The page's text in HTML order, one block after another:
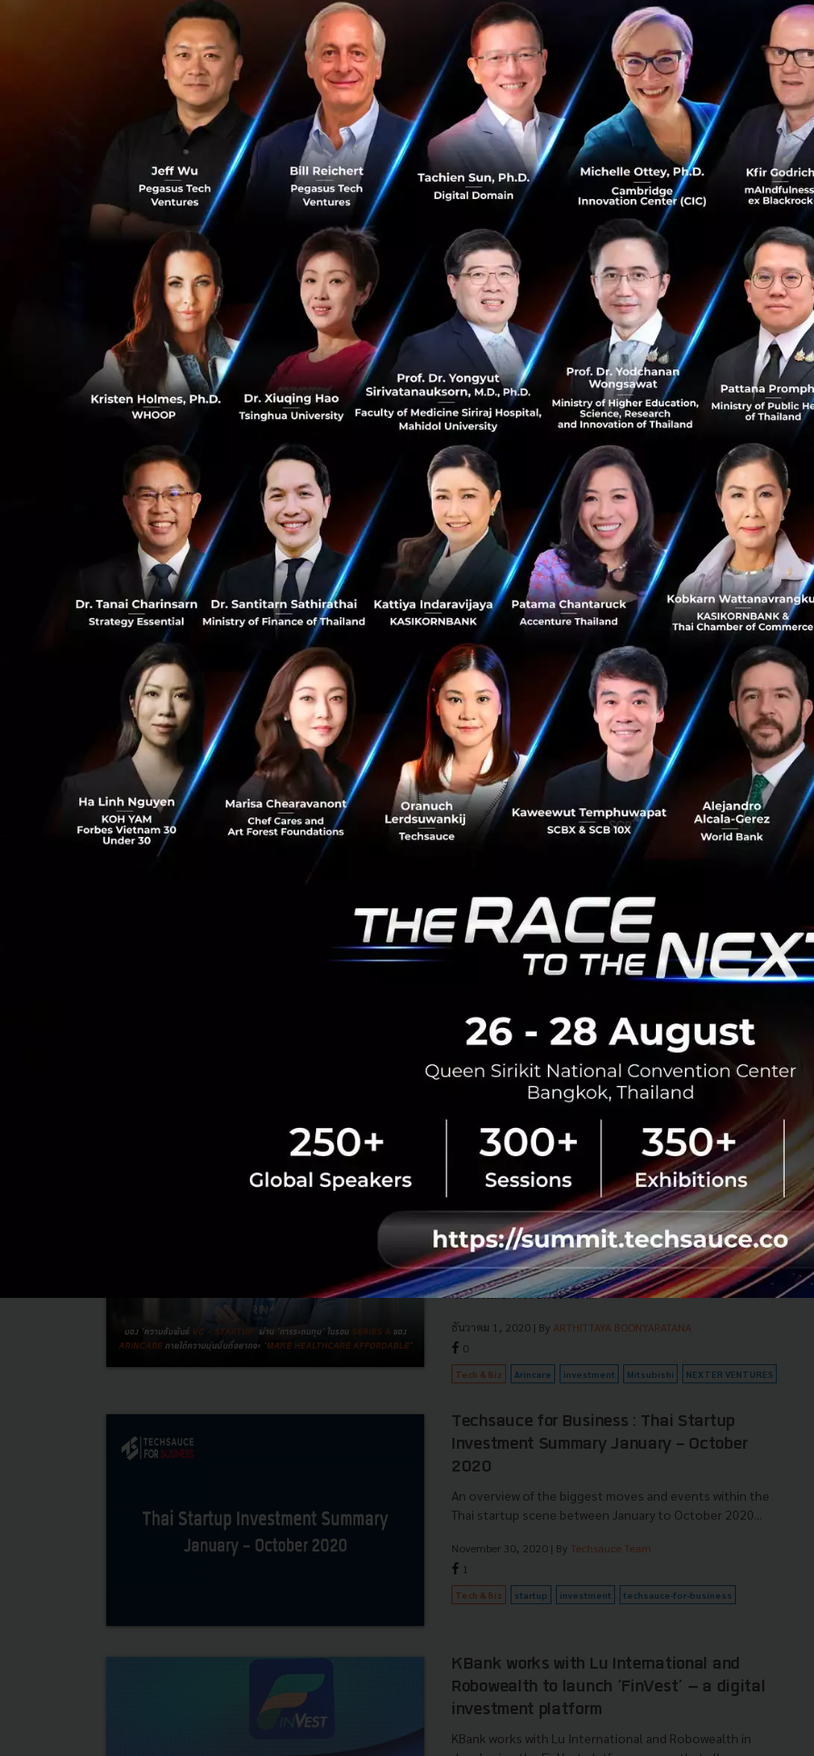
กัลฟ์ (Gulf) หนึ่งในผู้ผลิตพลังงานชั้นนำของประเทศไทย ได้
แจ้งถึงการเข้าถือหุ่นสามัญของบริษัท ปตท. จำหน่ายก๊าซ
ธรรมชาติ จำกัด (PTT NGD) ในสัดส่วน 40%...
ธันวาคม 24, 2020 | By
Techsauce Team
News Deal Digest Gulf PTT NGD investment
Discord เปิดระดมทุน Series H หลังมูลค่าบริษัทเพิ่ม
เท่าตัวใน 6เดือน
โปรแกรมแชทออนไลน์ ได้กลายเป็นคำตอบกับการเติมเต็ม
ช่องว่างในช่วงเวลากักตัว หลายๆบริษัทต่างผลักดัน
แพลตฟอร์มของตน เพื่อการแย่งชิงส่วนแบ่งทางการตลาดที่มี
อยู่มหาศาลนี้ ซึ่งหนึ่งในโปรแกรม...
ธันวาคม 21, 2020 | ByTechsauce Team
discord series h investment
Luckin Coffee เชนกาแฟจีนคู่แข่ง Starbuck
ถูกก.ล.ต.สหรัฐสั่งปรับเงินกว่า 5,400 ล้านบาท ฐาน
ตกแต่งบัญชีเกินจริง
สำนักงานคณะกรรมการกำกับหลักทรัพย์และตลาดหลักทรัพย์
หรือ ก.ล.ต. ของสหรัฐฯออกแถลงการณ์มีคำสั่งให้ Luckin
Coffee จ่ายค่าปรับเป็นจำนวนเงินกว่า 180 ล้านดอลลาร์ หรือ
ประมาณ 5,400 ล้านบาท...
ธันวาคม 17, 2020| ByTechsauce Team
10
News starbucks investment luckin-coffee
Toshiba และ Fuji Electric แข่งขันลงทุนพัฒนาชิป
สำหรับรถยนต์ไฟฟ้ามูลค่าสูงกว่า 1.9 พันล้านดอลลาร์
ด้วยความนิยมด้านการใช้พลังงานทางเลือกที่กำลังเพิ่มขึ้น ผู้
ผลิตรถยนต์จึงต้องมีการสร้างนวัตกรรมที่จะตอบรับความ
ต้องการของลูกค้า สองผู้ผลิตนวัตกรรมเกี่ยวกับไฟฟ้าของญี่ปุ่น
อย่าง Toshiba...
ธันวาคม 15, 2020| ByTechsauce Team
fuji electric
Hitachi เล็งขายกิจการเครื่องใช้ไฟฟ้าในต่างประเทศ
มูลค่ากว่า 300 ล้านดอลลาร์ฯ
Hitachi ได้มีแผนการในการปรับปรุงการทำธุรกิจใหม่ และเพื่อ
การมุ่งเน้นในธุรกิจหลักของตน ทางบริษัทจึงมีนโยบายที่จะขาย
ในต่างปร...
ธันวาคม 14, 2020 | By Techsauce Team
0
มอง ‘ความสัมพันธ์ VC - Startup’ ผ่าน ‘การระดม
ทุน’ ในรอบ Series A ของ Arincare ภายใต้ความมุ่น
มั่นที่อยากจะ ‘Make Healthcare Affordable’
จากสถานการณ์การแพร่ระบาดของ Covid-19 ในช่วงตลอด 11
เดือนที่ผ่านมา ประเทศไทยเองก็นับเป็นอีกหนึ่งประเทศที่
สามารถควบคุมการแพร่ระบาดได้ในระดับดี ความสำเร็จในการ
จัดการและการรับมือเพื่อค...
ธันวาคม 1, 2020 | By ARTHITTAYA BOONYARATANA
0
Tech & Biz Arincare investment Mitsubishi NEXTER VENTURES
Techsauce for Business : Thai Startup
Investment Summary January - October
2020
An overview of the biggest moves and events within the
Thai startup scene between January to October 2020...
November 30, 2020 | By Techsauce Team
1
Tech & Biz startup investment techsauce-for-business
KBank works with Lu International and
Robowealth to launch ‘FinVest’ – a digital
investment platform
KBank works with Lu International and Robowealth in